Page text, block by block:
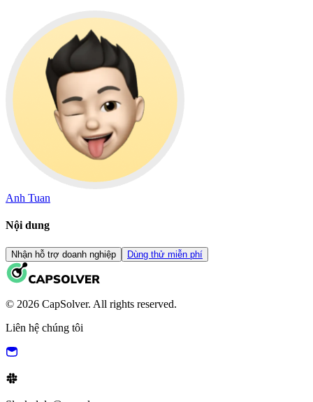
Anh Tuan
Nội dung
Nhận hỗ trợ doanh nghiệp Dùng thử miễn phí
© 2026 CapSolver. All rights reserved.
Liên hệ chúng tôi